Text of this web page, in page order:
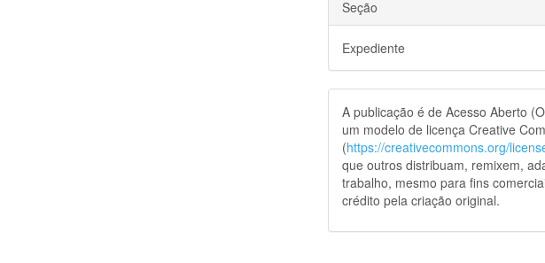
Seção
Expediente
A publicação é de Acesso Aberto
um modelo de licença Creative
(https://creativecommons.org/
que outros distribuam, remixem,
trabalho, mesmo para fins
crédito pela criação original.